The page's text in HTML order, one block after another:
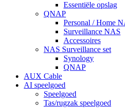
Essentiële opslag
QNAP
Personal / Home
Surveillance NAS
Accessoires
NAS Surveillance set
Synology
QNAP
AUX Cable
AI speelgoed
Speelgoed
Tas/rugzak speelgoed